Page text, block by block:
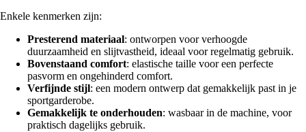
Enkele kenmerken zijn:
Presterend materiaal: ontworpen voor verhoogde
duurzaamheid en slijtvastheid, ideaal voor regelmatig gebruik.
Bovenstaand comfort: elastische taille voor een perfecte
pasvorm en ongehinderd comfort.
Verfijnde stijl: een modern ontwerp dat gemakkelijk past in je
sportgarderobe.
Gemakkelijk te onderhouden: wasbaar in de machine, voor
praktisch dagelijks gebruik.